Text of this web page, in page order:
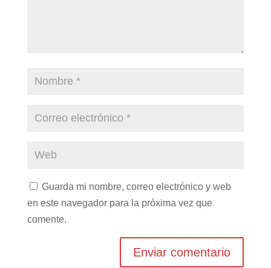
Guarda mi nombre, correo electrónico y web
en este navegador para la próxima vez que
comente.